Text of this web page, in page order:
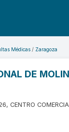
Médicas Zaragoza
DE
CENTRO